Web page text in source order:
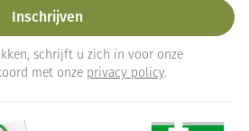
Inschrijven
schrijft u zich in voor onze
met onze privacy policy.